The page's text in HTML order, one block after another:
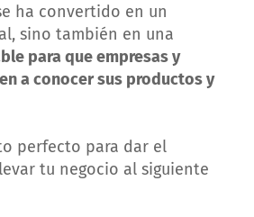
ha convertido en un
sino también en una
para que empresas y
a conocer sus productos y
perfecto para dar el
tu negocio al siguiente